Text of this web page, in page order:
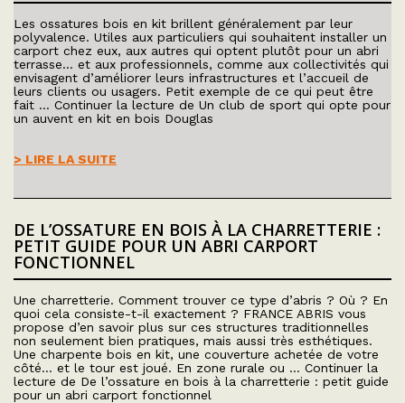
Les ossatures bois en kit brillent généralement par leur
polyvalence. Utiles aux particuliers qui souhaitent installer un
carport chez eux, aux autres qui optent plutôt pour un abri
terrasse… et aux professionnels, comme aux collectivités qui
envisagent d’améliorer leurs infrastructures et l’accueil de
leurs clients ou usagers. Petit exemple de ce qui peut être
fait … Continuer la lecture de Un club de sport qui opte pour
un auvent en kit en bois Douglas
> LIRE LA SUITE
DE L’OSSATURE EN BOIS À LA CHARRETTERIE :
PETIT GUIDE POUR UN ABRI CARPORT
FONCTIONNEL
Une charretterie. Comment trouver ce type d’abris ? Où ? En
quoi cela consiste-t-il exactement ? FRANCE ABRIS vous
propose d’en savoir plus sur ces structures traditionnelles
non seulement bien pratiques, mais aussi très esthétiques.
Une charpente bois en kit, une couverture achetée de votre
côté… et le tour est joué. En zone rurale ou … Continuer la
lecture de De l’ossature en bois à la charretterie : petit guide
pour un abri carport fonctionnel